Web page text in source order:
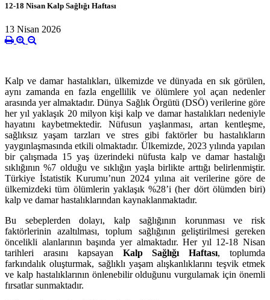
12-18 Nisan Kalp Sağlığı Haftası
13 Nisan 2026
Kalp ve damar hastalıkları, ülkemizde ve dünyada en sık görülen,
aynı zamanda en fazla engellilik ve ölümlere yol açan nedenler
arasında yer almaktadır.Dünya Sağlık Örgütü (DSÖ) verilerine göre
her yıl yaklaşık 20 milyon kişi kalp ve damar hastalıkları nedeniyle
hayatını kaybetmektedir. Nüfusun yaşlanması, artan kentleşme,
sağlıksız yaşam tarzları ve stres gibi faktörler bu hastalıkların
yaygınlaşmasında etkili olmaktadır. Ülkemizde, 2023 yılında yapılan
bir çalışmada 15 yaş üzerindeki nüfusta kalp ve damar hastalığı
sıklığının %7 olduğu ve sıklığın yaşla birlikte arttığı belirlenmiştir.
Türkiye İstatistik Kurumu’nun 2024 yılına ait verilerine göre de
ülkemizdeki tüm ölümlerin yaklaşık %28’i (her dört ölümden biri)
kalp ve damar hastalıklarından kaynaklanmaktadır.
Bu sebeplerden dolayı, kalp sağlığının korunması ve risk
faktörlerinin azaltılması, toplum sağlığının geliştirilmesi gereken
öncelikli alanlarının başında yer almaktadır. Her yıl 12-18 Nisan
tarihleri arasını kapsayan Kalp Sağlığı Haftası, toplumda
farkındalık oluşturmak, sağlıklı yaşam alışkanlıklarını teşvik etmek
ve kalp hastalıklarının önlenebilir olduğunu vurgulamak için önemli
fırsatlar sunmaktadır.